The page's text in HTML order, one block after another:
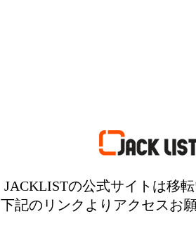
JACKLISTの公式サイトは移転
下記のリンクよりアクセスお